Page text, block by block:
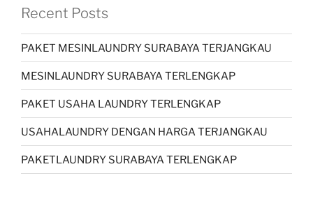
Recent Posts
PAKET MESINLAUNDRY SURABAYA TERJANGKAU
MESINLAUNDRY SURABAYA TERLENGKAP
PAKET USAHA LAUNDRY TERLENGKAP
USAHALAUNDRY DENGAN HARGA TERJANGKAU
PAKETLAUNDRY SURABAYA TERLENGKAP